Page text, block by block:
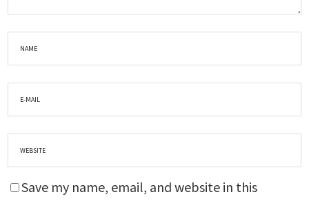
Save my name, email, and website in this